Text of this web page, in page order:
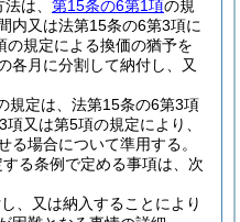
は、 第15条の6第1項の規
内又は法第15条の6第3項に
の規定による換価の猶予を
各月に分割して納付し、又
規定は、法第15条の6第3項
又は第5項の規定により、
る場合について準用する。
る条例で定める事項は、次
、又は納入することにより